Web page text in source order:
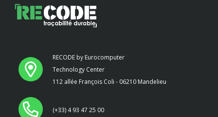
RECODE by Eurocomputer
Technology Center
112 allée François Coli - 06210 Mandelieu
(+33) 4 93 47 25 00